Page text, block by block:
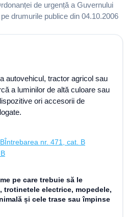
de urgență a Guvernului
drumurile publice din 04.10.2006
autovehicul, tractor agricol sau
a luminilor de altă culoare sau
ori accesorii de
Întrebarea nr. 471, cat. B
pe care trebuie să le
electrice, mopedele,
și cele trase sau împinse